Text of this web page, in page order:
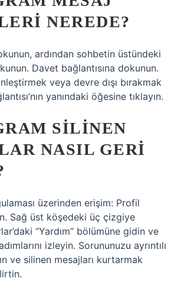
NEREDE?
ardından sohbetin üstündeki
Davet bağlantısına dokunun.
veya devre dışı bırakmak
yanındaki öğesine tıklayın.
SILINEN
NASIL GERI
üzerinden erişim: Profil
Sağ üst köşedeki üç çizgiye
“Yardım” bölümüne gidin ve
izleyin. Sorununuzu ayrıntılı
ve silinen mesajları kurtarmak